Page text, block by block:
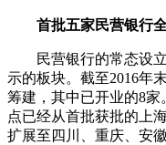
首批五家民营银行
民营银行的常态设立
示的板块。截至2016年
筹建，其中已开业的8
点已经从首批获批的上
扩展至四川、重庆、安